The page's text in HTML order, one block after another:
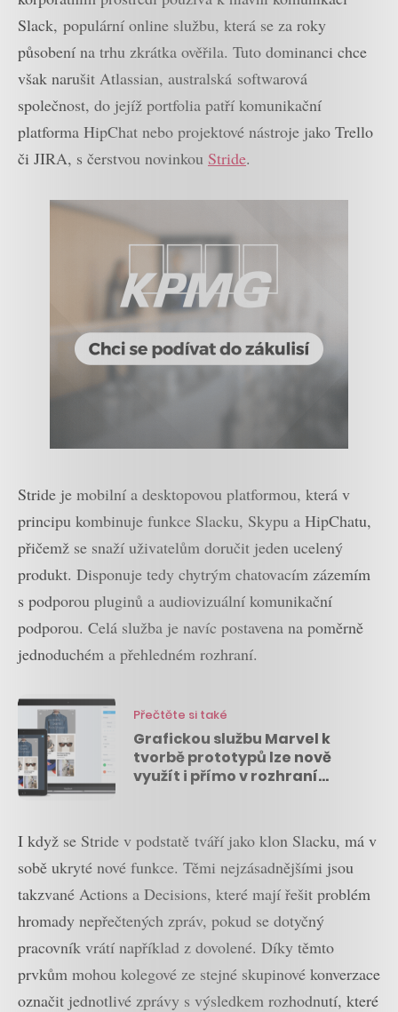
Slack, populární online službu, která se za roky
působení na trhu zkrátka ověřila. Tuto dominanci chce
však narušit Atlassian, australská softwarová
společnost, do jejíž portfolia patří komunikační
platforma HipChat nebo projektové nástroje jako Trello
či JIRA, s čerstvou novinkou Stride.
Stride je mobilní a desktopovou platformou, která v
principu kombinuje funkce Slacku, Skypu a HipChatu,
přičemž se snaží uživatelům doručit jeden ucelený
produkt. Disponuje tedy chytrým chatovacím zázemím
s podporou pluginů a audiovizuální komunikační
podporou. Celá služba je navíc postavena na poměrně
jednoduchém a přehledném rozhraní.
Přečtěte si také
Grafickou službu Marvel k
tvorbě prototypů lze nově
využít i přímo v rozhraní
I když se Stride v podstatě tváří jako klon Slacku, má v
sobě ukryté nové funkce. Těmi nejzásadnějšími jsou
takzvané Actions a Decisions, které mají řešit problém
hromady nepřečtených zpráv, pokud se dotyčný
pracovník vrátí například z dovolené. Díky těmto
prvkům mohou kolegové ze stejné skupinové konverzace
označit jednotlivé zprávy s výsledkem rozhodnutí, které